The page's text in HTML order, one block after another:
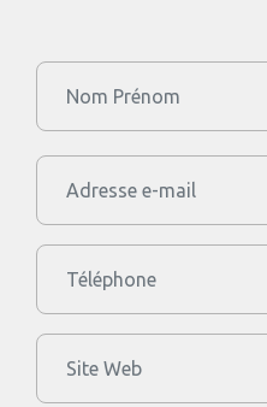
Form
Nom Prénom
Adresse e-mail
Téléphone
Site Web